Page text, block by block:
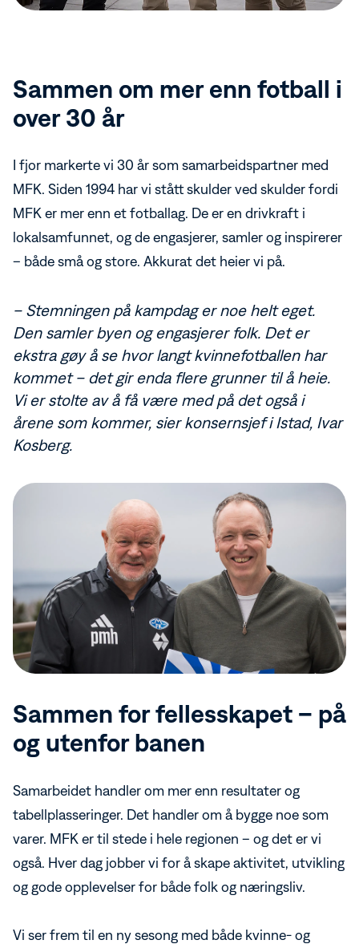
Sammen om mer enn fotball i
over 30 år
I fjor markerte vi 30 år som samarbeidspartner med
MFK. Siden 1994 har vi stått skulder ved skulder fordi
MFK er mer enn et fotballag. De er en drivkraft i
lokalsamfunnet, og de engasjerer, samler og inspirerer
– både små og store. Akkurat det heier vi på.
– Stemningen på kampdag er noe helt eget.
Den samler byen og engasjerer folk. Det er
ekstra gøy å se hvor langt kvinnefotballen har
kommet – det gir enda flere grunner til å heie.
Vi er stolte av å få være med på det også i
årene som kommer, sier konsernsjef i Istad, Ivar
Kosberg.
Sammen for fellesskapet – på
og utenfor banen
Samarbeidet handler om mer enn resultater og
tabellplasseringer. Det handler om å bygge noe som
varer. MFK er til stede i hele regionen – og det er vi
også. Hver dag jobber vi for å skape aktivitet, utvikling
og gode opplevelser for både folk og næringsliv.
Vi ser frem til en ny sesong med både kvinne- og